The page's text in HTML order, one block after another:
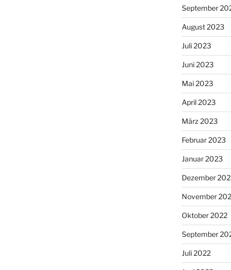
September
August 2023
Juli 2023
Juni 2023
Mai 2023
April 2023
März 2023
Februar 2023
Januar 2023
Dezember
November
Oktober 2022
September
Juli 2022